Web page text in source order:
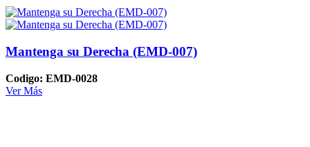
Mantenga su Derecha (EMD-007)
Codigo: EMD-0028
Ver Más